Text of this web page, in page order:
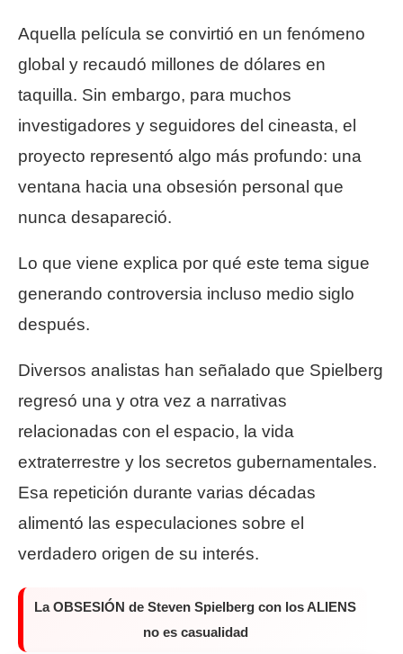
Aquella película se convirtió en un fenómeno
global y recaudó millones de dólares en
taquilla. Sin embargo, para muchos
investigadores y seguidores del cineasta, el
proyecto representó algo más profundo: una
ventana hacia una obsesión personal que
nunca desapareció.
Lo que viene explica por qué este tema sigue
generando controversia incluso medio siglo
después.
Diversos analistas han señalado que Spielberg
regresó una y otra vez a narrativas
relacionadas con el espacio, la vida
extraterrestre y los secretos gubernamentales.
Esa repetición durante varias décadas
alimentó las especulaciones sobre el
verdadero origen de su interés.
La OBSESIÓN de Steven Spielberg con los ALIENS
no es casualidad